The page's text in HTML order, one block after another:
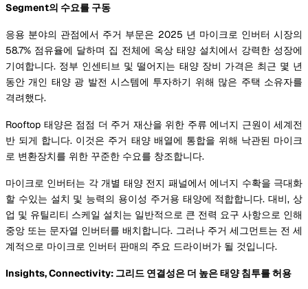
Segment의 수요를 구동
응용 분야의 관점에서 주거 부문은 2025 년 마이크로 인버터 시장의
58.7% 점유율에 달하며 집 전체에 옥상 태양 설치에서 강력한 성장에
기여합니다. 정부 인센티브 및 떨어지는 태양 장비 가격은 최근 몇 년
동안 개인 태양 광 발전 시스템에 투자하기 위해 많은 주택 소유자를
격려했다.
Rooftop 태양은 점점 더 주거 재산을 위한 주류 에너지 근원이 세계전
반 되게 합니다. 이것은 주거 태양 배열에 통합을 위해 낙관된 마이크
로 변환장치를 위한 꾸준한 수요를 창조합니다.
마이크로 인버터는 각 개별 태양 전지 패널에서 에너지 수확을 극대화
할 수있는 설치 및 능력의 용이성 주거용 태양에 적합합니다. 대비, 상
업 및 유틸리티 스케일 설치는 일반적으로 큰 전력 요구 사항으로 인해
중앙 또는 문자열 인버터를 배치합니다. 그러나 주거 세그먼트는 전 세
계적으로 마이크로 인버터 판매의 주요 드라이버가 될 것입니다.
Insights, Connectivity: 그리드 연결성은 더 높은 태양 침투를 허용